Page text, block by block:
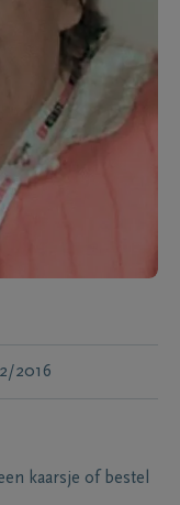
2016
kaarsje of bestel